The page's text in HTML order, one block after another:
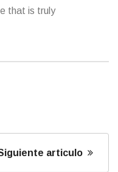
that is truly
articulo